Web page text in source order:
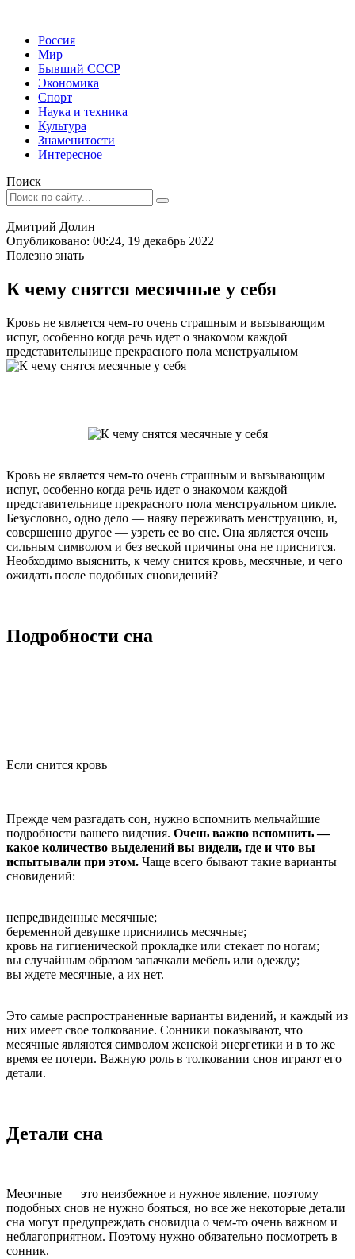
Россия
Мир
Бывший СССР
Экономика
Спорт
Наука и техника
Культура
Знаменитости
Интересное
Поиск
Дмитрий Долин
Опубликовано: 00:24, 19 декабрь 2022
Полезно знать
К чему снятся месячные у себя
Кровь не является чем-то очень страшным и вызывающим
испуг, особенно когда речь идет о знакомом каждой
представительнице прекрасного пола менструальном
Кровь не является чем-то очень страшным и вызывающим
испуг, особенно когда речь идет о знакомом каждой
представительнице прекрасного пола менструальном цикле.
Безусловно, одно дело — наяву переживать менструацию, и,
совершенно другое — узреть ее во сне. Она является очень
сильным символом и без веской причины она не приснится.
Необходимо выяснить, к чему снится кровь, месячные, и чего
ожидать после подобных сновидений?
Подробности сна
Если снится кровь
Прежде чем разгадать сон, нужно вспомнить мельчайшие
подробности вашего видения. Очень важно вспомнить —
какое количество выделений вы видели, где и что вы
испытывали при этом. Чаще всего бывают такие варианты
сновидений:
непредвиденные месячные;
беременной девушке приснились месячные;
кровь на гигиенической прокладке или стекает по ногам;
вы случайным образом запачкали мебель или одежду;
вы ждете месячные, а их нет.
Это самые распространенные варианты видений, и каждый из
них имеет свое толкование. Сонники показывают, что
месячные являются символом женской энергетики и в то же
время ее потери. Важную роль в толковании снов играют его
детали.
Детали сна
Месячные — это неизбежное и нужное явление, поэтому
подобных снов не нужно бояться, но все же некоторые детали
сна могут предупреждать сновидца о чем-то очень важном и
неблагоприятном. Поэтому нужно обязательно посмотреть в
сонник.